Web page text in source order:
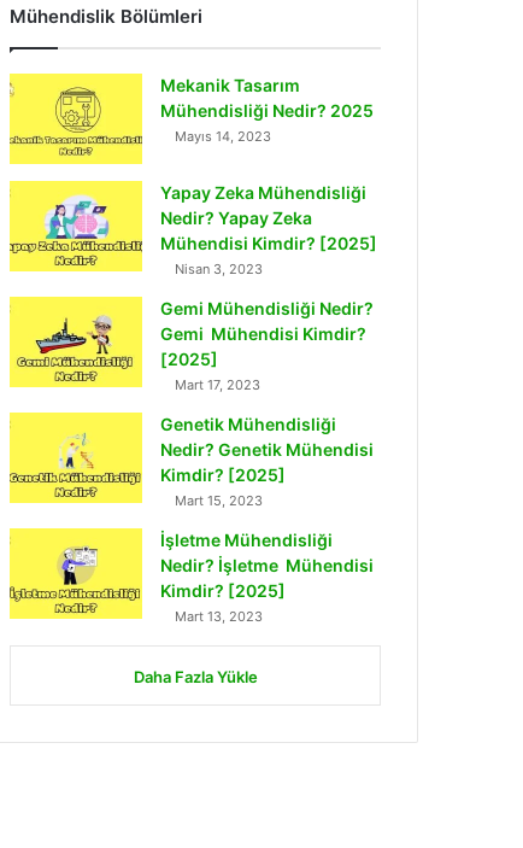
Mühendislik Bölümleri
Mekanik Tasarım
Mühendisliği Nedir? 2025
Mayıs 14, 2023
Yapay Zeka Mühendisliği
Nedir? Yapay Zeka
Mühendisi Kimdir? [2025]
Nisan 3, 2023
Gemi Mühendisliği Nedir?
Gemi Mühendisi Kimdir?
[2025]
Mart 17, 2023
Genetik Mühendisliği
Nedir? Genetik Mühendisi
Kimdir? [2025]
Mart 15, 2023
İşletme Mühendisliği
Nedir? İşletme Mühendisi
Kimdir? [2025]
Mart 13, 2023
Daha Fazla Yükle